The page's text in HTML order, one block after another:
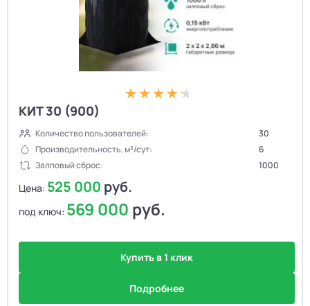
КИТ 30 (900)
Количество пользователей:
30
Производительность, м³/сут:
6
Залповый сброс:
1000
Цена: 525 000 руб.
под ключ: 569 000 руб.
Купить в 1 клик
Подробнее